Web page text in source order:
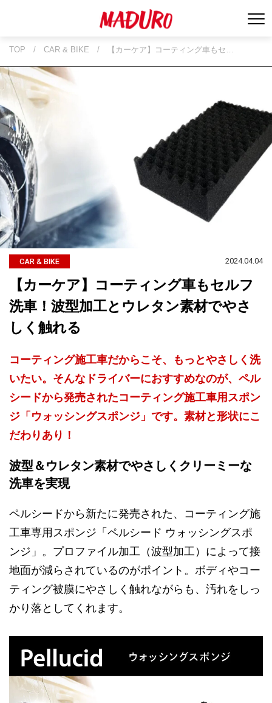
TOP / CAR & BIKE / 【カーケア】コーティング車もセ…
CAR & BIKE 2024.04.04
【カーケア】コーティング車もセルフ
洗車！波型加工とウレタン素材でやさ
しく触れる
コーティング施工車だからこそ、もっとやさしく洗
いたい。そんなドライバーにおすすめなのが、ペル
シードから発売されたコーティング施工車用スポン
ジ「ウォッシングスポンジ」です。素材と形状にこ
だわりあり！
波型＆ウレタン素材でやさしくクリーミーな
洗車を実現
ペルシードから新たに発売された、コーティング施
工車専用スポンジ「ペルシード ウォッシングスポ
ンジ」。プロファイル加工（波型加工）によって接
地面が減らされているのがポイント。ボディやコー
ティング被膜にやさしく触れながらも、汚れをしっ
かり落としてくれます。